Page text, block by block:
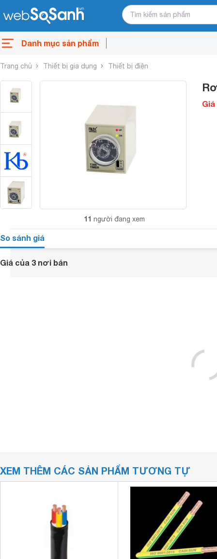
Danh mục sản phẩm
Trang chủ Thiết bị gia dụng Thiết bị điện
11 người đang xem
So sánh giá
Giá của 3 nơi bán
XEM THÊM CÁC SẢN PHẨM TƯƠNG TỰ